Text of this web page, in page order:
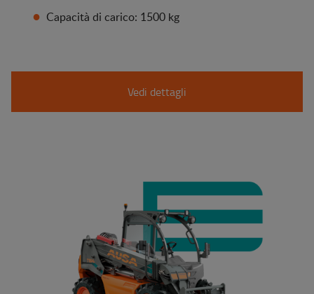
Capacità di carico: 1500 kg
Vedi dettagli